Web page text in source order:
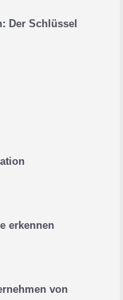
Der Schlüssel
erkennen
von